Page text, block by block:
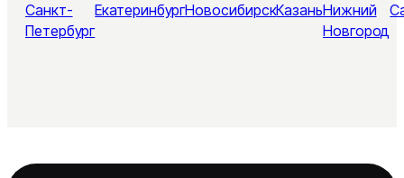
Санкт-
Петербург
ЕкатеринбургНовосибирскКазаньНижний
Новгород